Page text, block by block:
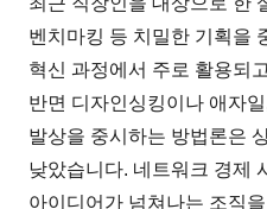
벤치마킹 등 치밀한 기획을
혁신 과정에서 주로 활용되
반면 디자인싱킹이나 애자
발상을 중시하는 방법론은
낮았습니다. 네트워크 경제
아이디어가 넘쳐나는 조직